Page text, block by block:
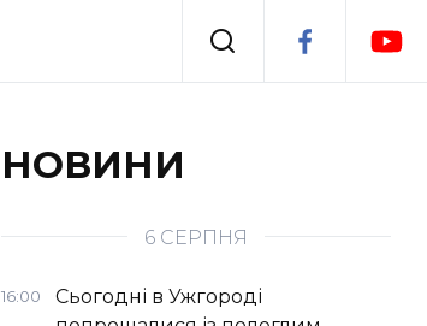
Події
НОВИНИ
6 СЕРПНЯ
16:00
Сьогодні в Ужгороді